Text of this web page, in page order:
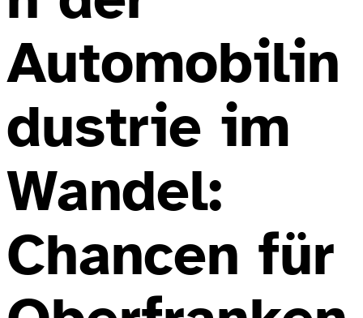
Automobilin
dustrie im
Wandel:
Chancen für